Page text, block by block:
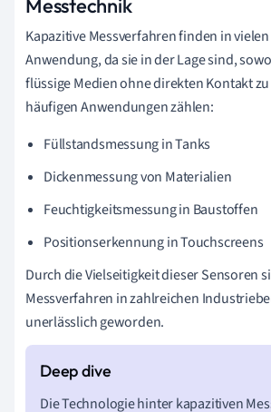
Messtechnik
Kapazitive Messverfahren finden in
Anwendung, da sie in der Lage sind,
flüssige Medien ohne direkten Kontakt
häufigen Anwendungen zählen:
Füllstandsmessung in Tanks
Dickenmessung von Materialien
Feuchtigkeitsmessung in Baustoffen
Positionserkennung in Touchscreens
Durch die Vielseitigkeit dieser Sensoren
Messverfahren in zahlreichen
unerlässlich geworden.
Die Technologie hinter kapazitiven